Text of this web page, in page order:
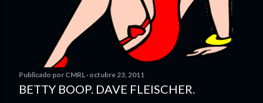
Publicado por CMRL octubre 23, 2011
BETTY BOOP. DAVE FLEISCHER.